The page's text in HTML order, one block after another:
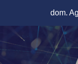
contenido
dom.